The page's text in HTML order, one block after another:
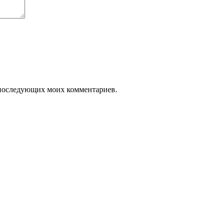
моих комментариев.